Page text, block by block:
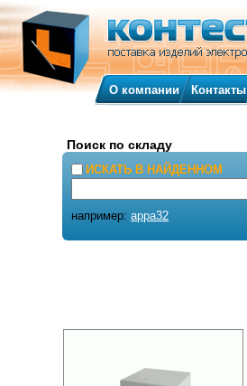
О компании Контакты
Поиск по складу
ИСКАТЬ В НАЙДЕННОМ
например:appa32